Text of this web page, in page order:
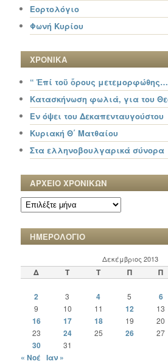
Εορτολόγιο
Φωνή Κυρίου
ΧΡΟΝΙΚΑ
“ Ἐπί τοῦ ὄρους
Κατασκήνωση φωλιά, για του
Εν όψει του Δεκαπενταυγούστου
Κυριακή Θ΄ Ματθαίου
Στα ελληνοβουλγαρικά σύνορα
ΑΡΧΕΙΟ ΧΡΟΝΙΚΩΝ
ΑΡΧΕΙΟ
ΧΡΟΝΙΚΩΝ
ΗΜΕΡΟΛΟΓΙΟ
Δεκέμβριος 2013
Δ Τ Τ Π Π
2 3 4 5 6
9 10 11 12 13
16 17 18 19 20
23 24 25 26 27
30 31
« Νοέ Ιαν »